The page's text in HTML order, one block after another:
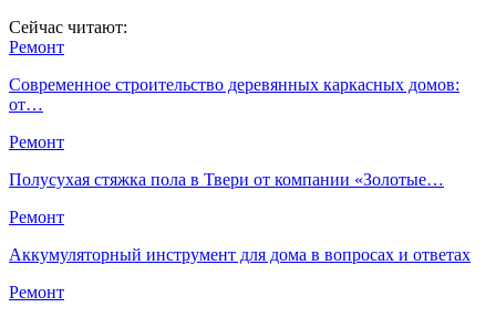
Сейчас читают:
Ремонт
Современное строительство деревянных каркасных домов:
от…
Ремонт
Полусухая стяжка пола в Твери от компании «Золотые…
Ремонт
Аккумуляторный инструмент для дома в вопросах и ответах
Ремонт